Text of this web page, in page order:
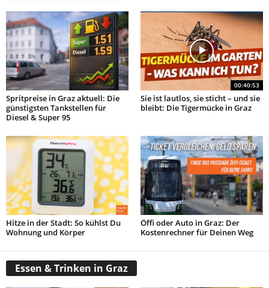
Spritpreise in Graz aktuell: Die
günstigsten Tankstellen für
Diesel & Super 95
00:40:53
Sie ist lautlos, sie sticht – und sie
bleibt: Die Tigermücke in Graz
Hitze in der Stadt: So kühlst Du
Wohnung und Körper
Öffi oder Auto in Graz: Der
Kostenrechner für Deinen Weg
Essen & Trinken in Graz